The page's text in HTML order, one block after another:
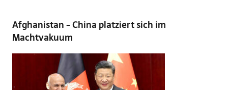
Afghanistan – China platziert sich im
Machtvakuum